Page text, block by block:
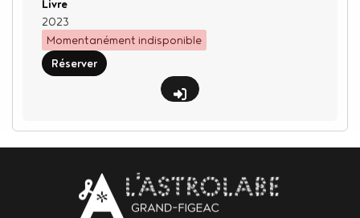
Type de support matériel
Livre
2023
Momentanément indisponible
Réserver